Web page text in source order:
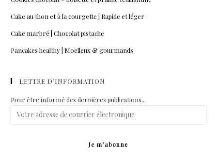
Cake au thon et à la courgette | Rapide et léger
Cake marbré | Chocolat pistache
Pancakes healthy | Moelleux & gourmands
LETTRE D’INFORMATION
Pour être informé des dernières publications...